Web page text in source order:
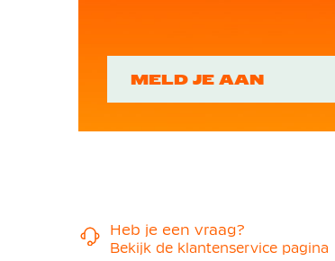
MELD JE AAN
Heb je een vraag?
Bekijk de klantenservice pagina